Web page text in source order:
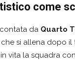
come
da Quarto
si allena dopo
vita la squadra